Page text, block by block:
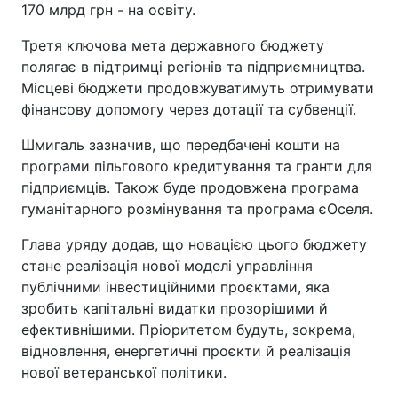
170 млрд грн - на освіту.
Третя ключова мета державного бюджету
полягає в підтримці регіонів та підприємництва.
Місцеві бюджети продовжуватимуть отримувати
фінансову допомогу через дотації та субвенції.
Шмигаль зазначив, що передбачені кошти на
програми пільгового кредитування та гранти для
підприємців. Також буде продовжена програма
гуманітарного розмінування та програма єОселя.
Глава уряду додав, що новацією цього бюджету
стане реалізація нової моделі управління
публічними інвестиційними проєктами, яка
зробить капітальні видатки прозорішими й
ефективнішими. Пріоритетом будуть, зокрема,
відновлення, енергетичні проєкти й реалізація
нової ветеранської політики.